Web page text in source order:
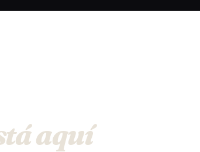
aquí